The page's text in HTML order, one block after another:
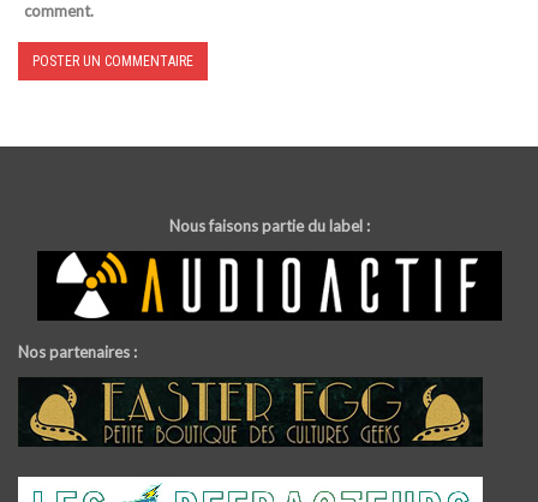
comment.
Nous faisons partie du label :
Nos partenaires :